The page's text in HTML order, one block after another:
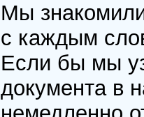
Мы
с каждым
Если бы мы
документа в